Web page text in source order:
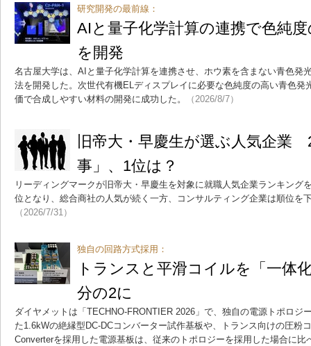
研究開発の最前線：
AIと量子化学計算の連携で色純
を開発
名古屋大学は、AIと量子化学計算を連携させ、ホウ素を含まない青色発
法を開発した。次世代有機ELディスプレイに必要な色純度の高い青色発
価で合成しやすい材料の開発に成功した。
（2026/8/7）
旧帝大・早慶生が選ぶ人気企業
事」、1位は？
リーディングマークが旧帝大・早慶生を対象に就職人気企業ランキング
位となり、総合商社の人気が続く一方、コンサルティング企業は順位を
（2026/7/31）
独自の回路方式採用：
トランスと平滑コイルを「一体
分の2に
ダイヤメットは「TECHNO-FRONTIER 2026」で、独自の電源トポロジ
た1.6kWの絶縁型DC-DCコンバーター試作基板や、トランス向けの圧粉
Converterを採用した電源基板は、従来のトポロジーを採用した場合に比